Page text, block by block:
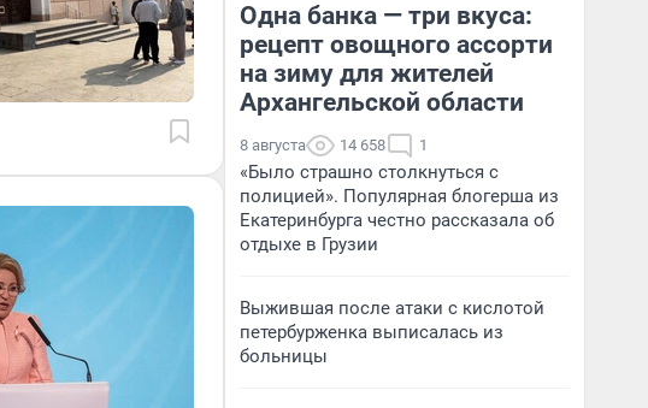
Одна банка — три вкуса:
рецепт овощного ассорти
на зиму для жителей
Архангельской области
8 августа 14 658 1
«Было страшно столкнуться с
полицией». Популярная блогерша из
Екатеринбурга честно рассказала об
отдыхе в Грузии
Выжившая после атаки с кислотой
петербурженка выписалась из
больницы